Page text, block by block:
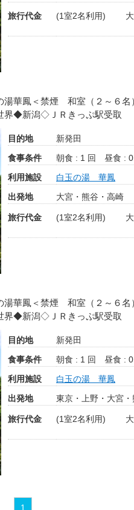
旅行代金 (1室2名利用)
華鳳＜禁煙 和室（２～６名
界◆新潟◇ＪＲきっぷ駅受取
目的地
新発田
食事条件
朝食 : 1 回 昼食 :
利用施設
白玉の湯 華鳳
出発地
大宮・熊谷・高崎
旅行代金 (1室2名利用)
華鳳＜禁煙 和室（２～６名
界◆新潟◇ＪＲきっぷ駅受取
目的地
新発田
食事条件
朝食 : 1 回 昼食 :
利用施設
白玉の湯 華鳳
出発地
東京・上野・大宮・
旅行代金 (1室2名利用)
1